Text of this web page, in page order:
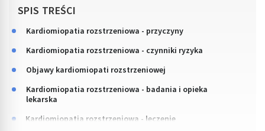
SPIS TREŚCI
Kardiomiopatia rozstrzeniowa - przyczyny
Kardiomiopatia rozstrzeniowa - czynniki ryzyka
Objawy kardiomiopati rozstrzeniowej
Kardiomiopatia rozstrzeniowa - badania i opieka
lekarska
Kardiomiopatia rozstrzeniowa - leczenie